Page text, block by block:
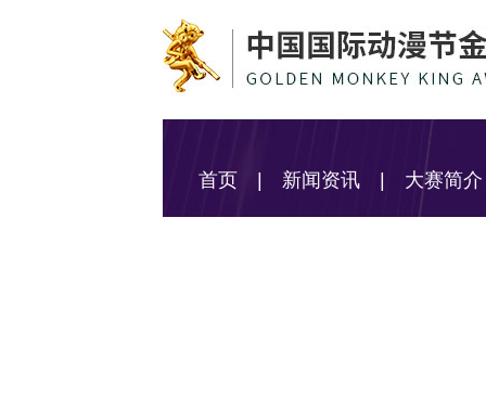
首页 新闻资讯 大赛简介